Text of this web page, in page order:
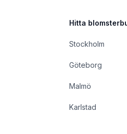
Hitta
Stockholm
Göteborg
Malmö
Karlstad